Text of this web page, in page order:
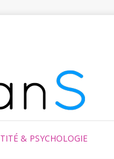
& PSYCHOLOGIE